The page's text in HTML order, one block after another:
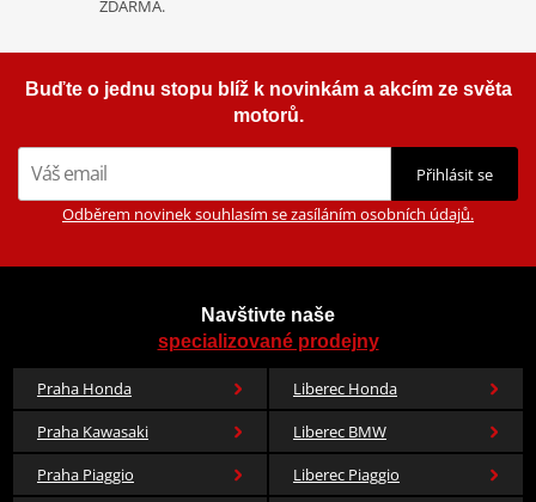
ZDARMA.
Buďte o jednu stopu blíž k novinkám a akcím ze světa
motorů.
Přihlásit se
Odběrem novinek souhlasím se zasíláním osobních údajů.
Navštivte naše
specializované prodejny
Praha Honda
Liberec Honda
Praha Kawasaki
Liberec BMW
Praha Piaggio
Liberec Piaggio